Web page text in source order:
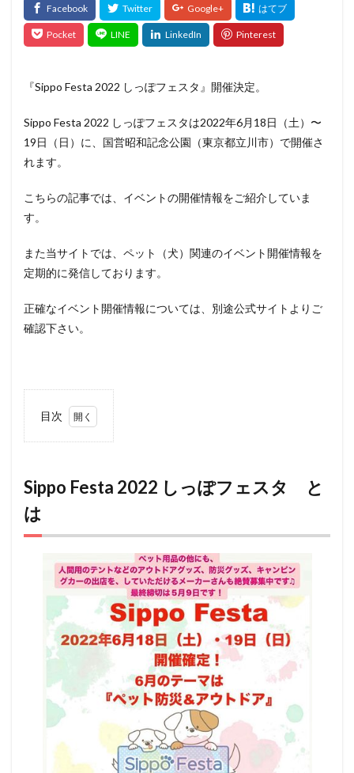
『Sippo Festa 2022 しっぽフェスタ』開催決定。
Sippo Festa 2022 しっぽフェスタは2022年6月18日（土）〜
19日（日）に、国営昭和記念公園（東京都立川市）で開催さ
れます。
こちらの記事では、イベントの開催情報をご紹介していま
す。
また当サイトでは、ペット（犬）関連のイベント開催情報を
定期的に発信しております。
正確なイベント開催情報については、別途公式サイトよりご
確認下さい。
目次
しっ
ぽフ
ェス
タ
記念
園
3
ペット
と行け
Sippo Festa 2022 しっぽフェスタ と
は